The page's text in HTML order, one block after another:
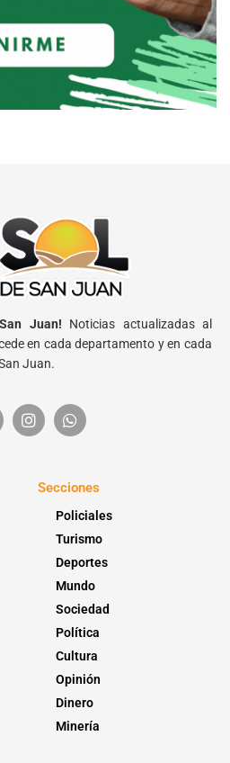
Juan! Noticias actualizadas al
en cada departamento y en cada
Juan.
Secciones
Policiales
Turismo
Deportes
Mundo
Sociedad
Política
Cultura
Opinión
Dinero
Minería